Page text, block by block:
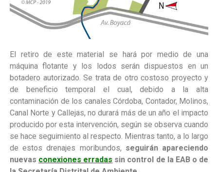
El retiro de este material se hará por medio de una
máquina flotante y los lodos serán dispuestos en un
botadero autorizado. Se trata de otro costoso proyecto y
de beneficio temporal el cual, debido a la alta
contaminación de los canales Córdoba, Contador, Molinos,
Canal Norte y Callejas, no durará más de un año el impacto
producido por esta intervención, según se observa cuando
se hace seguimiento al respecto. Mientras tanto, a lo largo
de estos drenajes moribundos, seguirán apareciendo
nuevas conexiones erradas sin control de la EAB o de